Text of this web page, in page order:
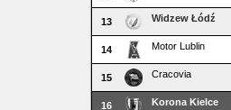
13 Widzew Łódź
14 Motor Lublin
15 Cracovia
16 Korona Kielce